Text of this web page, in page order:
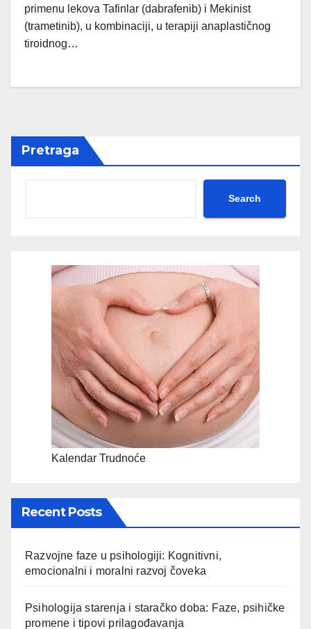
primenu lekova Tafinlar (dabrafenib) i Mekinist
(trametinib), u kombinaciji, u terapiji anaplastičnog
tiroidnog…
Pretraga
Search
Kalendar Trudnoće
Recent Posts
Razvojne faze u psihologiji: Kognitivni,
emocionalni i moralni razvoj čoveka
Psihologija starenja i staračko doba: Faze, psihičke
promene i tipovi prilagođavanja